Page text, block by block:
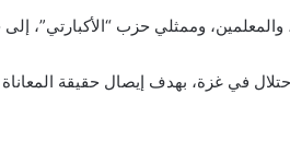
وممثلي حزب “الأكبارتي”،
في غزة، بهدف إيصال حقيقة